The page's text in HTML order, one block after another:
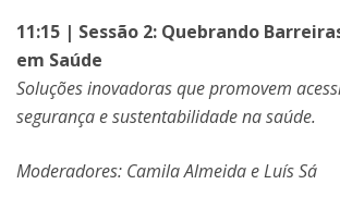
11:15 | Sessão 2: Quebrando
em Saúde
Soluções inovadoras que promovem
segurança e sustentabilidade na saúde.
Moderadores: Camila Almeida e Luís Sá